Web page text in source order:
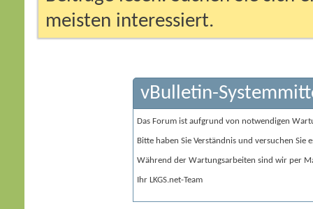
meisten interessiert.
vBulletin-
Das Forum ist aufgrund von notwendigen
Bitte haben Sie Verständnis und versuchen Sie
Während der Wartungsarbeiten sind wir per
Ihr LKGS.net-Team